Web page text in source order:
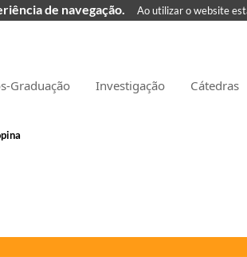
Graduação Investigação Cátedras
de navegação. Ao utilizar o website